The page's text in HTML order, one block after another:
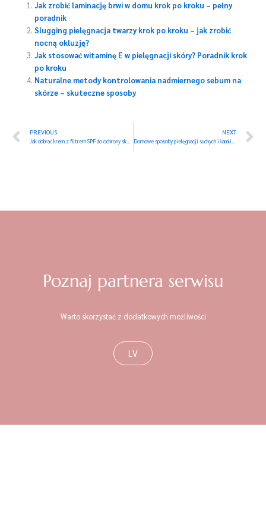
Jak zrobić laminację brwi w domu krok po kroku – pełny
poradnik
Slugging pielęgnacja twarzy krok po kroku – jak zrobić
nocną okluzję?
Jak stosować witaminę E w pielęgnacji skóry? Poradnik krok
po kroku
Naturalne metody kontrolowania nadmiernego sebum na
skórze – skuteczne sposoby
Prev
PREVIOUS
Jak dobrać krem z filtrem SPF do ochrony skóry? Poradnik ekspertów
NEXT
Domowe sposoby pielęgnacji suchych i łamliwych włosów – skuteczne porady
Poznaj partnera serwisu
Warto skorzystać z dodatkowych możliwości
LV